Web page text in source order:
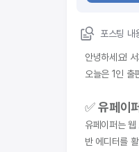
포스팅 내
안녕하세요!
오늘은 1인
✅ 유페이
유페이퍼는
반 에디터를